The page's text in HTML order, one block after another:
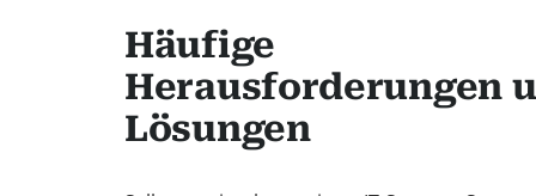
Häufige
Herausforderungen
Lösungen